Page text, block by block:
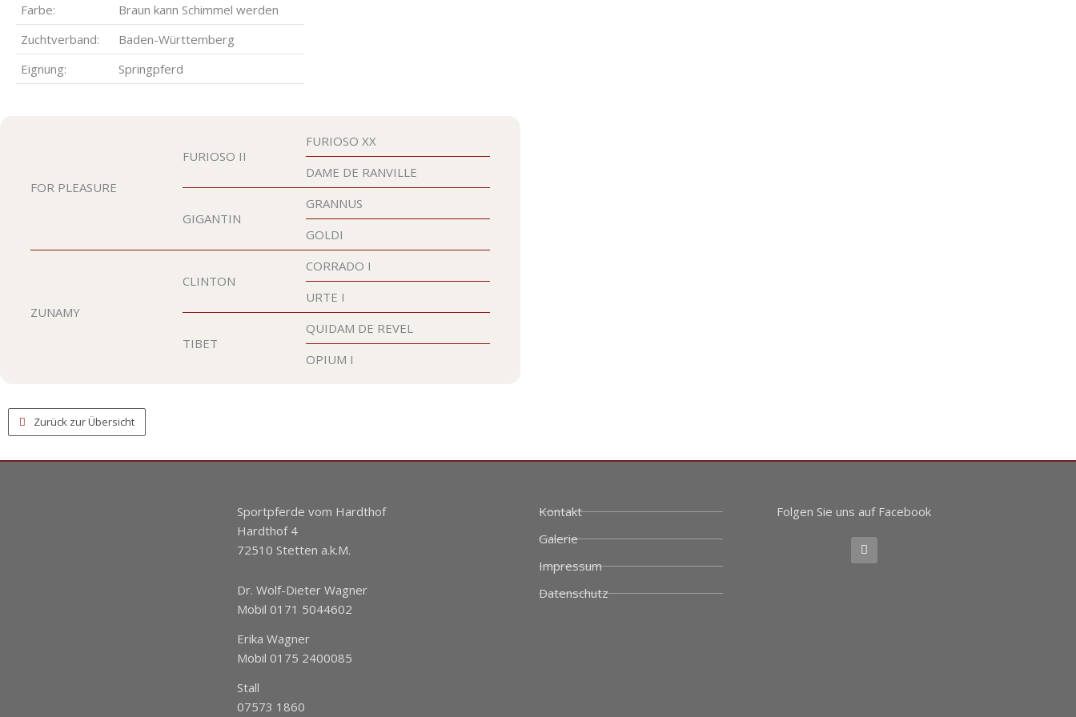
Far­be:
Braun kann Schim­mel werden
Zucht­ver­band:
Baden-Würt­tem­berg
Eig­nung:
Spring­pferd
FOR PLEA­SU­RE
FURIO­SO II
FURIO­SO XX
DAME DE RANVILLE
GIGAN­TIN
GRAN­NUS
GOL­DI
ZUNA­MY
CLIN­TON
COR­RA­DO I
URTE I
TIBET
QUI­DAM DE REVEL
OPI­UM I
Zurück zur Übersicht
Sportpferde vom Hardthof
Hardthof 4
72510 Stetten a.k.M.
Dr. Wolf-Dieter Wagner
Mobil 0171 5044602
Erika Wagner
Mobil 0175 2400085
Stall
07573 1860
Kontakt
Galerie
Impressum
Datenschutz
Folgen Sie uns auf Facebook
F
a
c